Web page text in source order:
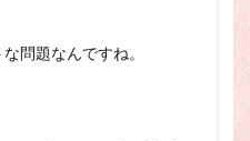
問題なんですね。